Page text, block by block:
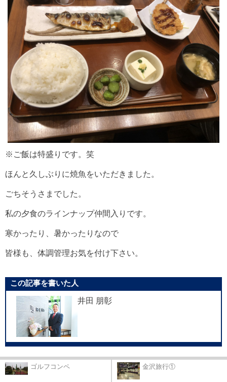
※ご飯は特盛りです。笑
ほんと久しぶりに焼魚をいただきました。
ごちそうさまでした。
私の夕食のラインナップ仲間入りです。
寒かったり、暑かったりなので
皆様も、体調管理お気を付け下さい。
この記事を書いた人
井田 朋彰
ゴルフコンペ 金沢旅行①